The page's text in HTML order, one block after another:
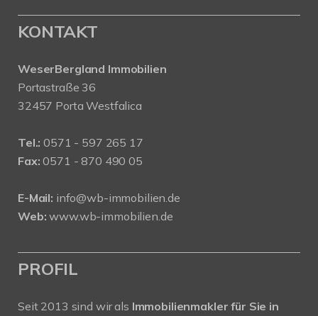
KONTAKT
WeserBergland Immobilien
Portastraße 36
32457 Porta Westfalica
Tel.: 0571 - 597 265 17
Fax: 0571 - 870 490 05
E-Mail: info@wb-immobilien.de
Web: www.wb-immobilien.de
PROFIL
Seit 2013 sind wir als Immobilienmakler für Sie in